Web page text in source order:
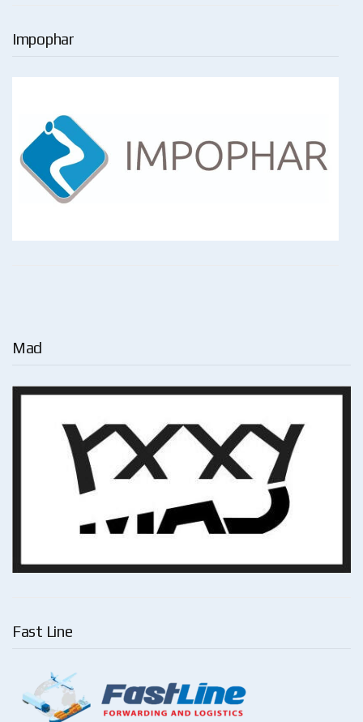
Impophar
Mad
Fast Line